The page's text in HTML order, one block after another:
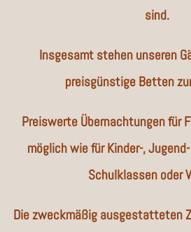
sind.
Insgesamt stehen unseren
preisgünstige Betten
Preiswerte Übernachtungen für
möglich wie für Kinder-,
Schulklassen oder
Die zweckmäßig ausgestatteten